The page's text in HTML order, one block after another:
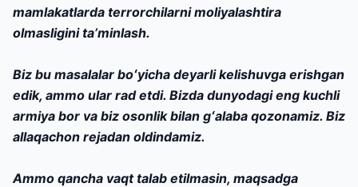
mamlakatlarda terrorchilarni moliyalashtira
olmasligini taʼminlash.
Biz bu masalalar boʻyicha deyarli kelishuvga erishgan
edik, ammo ular rad etdi. Bizda dunyodagi eng kuchli
armiya bor va biz osonlik bilan gʻalaba qozonamiz. Biz
allaqachon rejadan oldindamiz.
Ammo qancha vaqt talab etilmasin, maqsadga